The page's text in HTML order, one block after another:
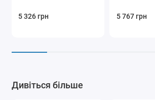
5 326 грн 5 767 грн
Дивіться більше